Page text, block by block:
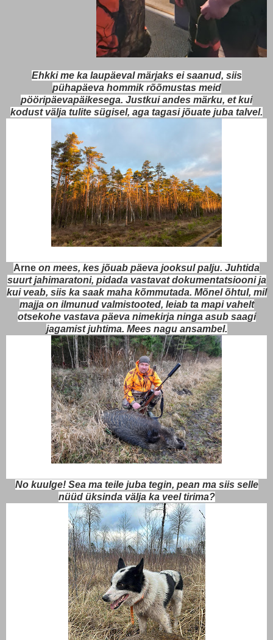
Ehkki me ka laupäeval märjaks ei saanud, siis
pühapäeva hommik rõõmustas meid
pööripäevapäikesega. Justkui andes märku, et kui
kodust välja tulite sügisel, aga tagasi jõuate juba talvel.
Arne on mees, kes jõuab päeva jooksul palju. Juhtida
suurt jahimaratoni, pidada vastavat dokumentatsiooni ja
kui veab, siis ka saak maha kõmmutada. Mõnel õhtul, mil
majja on ilmunud valmistooted, leiab ta mapi vahelt
otsekohe vastava päeva nimekirja ninga asub saagi
jagamist juhtima. Mees nagu ansambel.
No kuulge! Sea ma teile juba tegin, pean ma siis selle
nüüd üksinda välja ka veel tirima?